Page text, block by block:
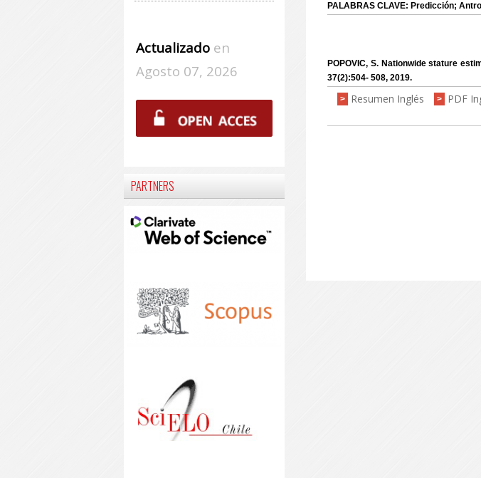
PALABRAS CLAVE: Predicción;
POPOVIC, S. Nationwide stature
37(2):504- 508, 2019.
> Resumen Inglés > PDF
Actualizadoen
Agosto 07, 2026
PARTNERS